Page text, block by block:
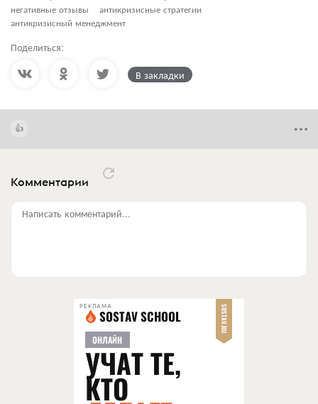
негативные отзывы
антикризисные стратегии
антикризисный менеджмент
Поделиться:
В закладки
Комментарии
Написать комментарий...
РЕКЛАМА